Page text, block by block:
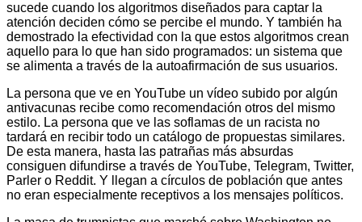
sucede cuando los algoritmos diseñados para captar la
atención deciden cómo se percibe el mundo. Y también ha
demostrado la efectividad con la que estos algoritmos crean
aquello para lo que han sido programados: un sistema que
se alimenta a través de la autoafirmación de sus usuarios.
La persona que ve en YouTube un vídeo subido por algún
antivacunas recibe como recomendación otros del mismo
estilo. La persona que ve las soflamas de un racista no
tardará en recibir todo un catálogo de propuestas similares.
De esta manera, hasta las patrañas más absurdas
consiguen difundirse a través de YouTube, Telegram, Twitter,
Parler o Reddit. Y llegan a círculos de población que antes
no eran especialmente receptivos a los mensajes políticos.